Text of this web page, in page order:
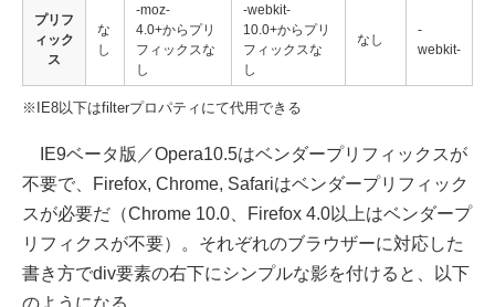
プリフ
ィック
ス
な
し
-moz-
4.0+からプリ
フィックスな
し
-webkit-
10.0+からプリ
フィックスな
し
なし
-
webkit-
※IE8以下はfilterプロパティにて代用できる
IE9ベータ版／Opera10.5はベンダープリフィックスが
不要で、Firefox, Chrome, Safariはベンダープリフィック
スが必要だ（Chrome 10.0、Firefox 4.0以上はベンダープ
リフィクスが不要）。それぞれのブラウザーに対応した
書き方でdiv要素の右下にシンプルな影を付けると、以下
のようになる。